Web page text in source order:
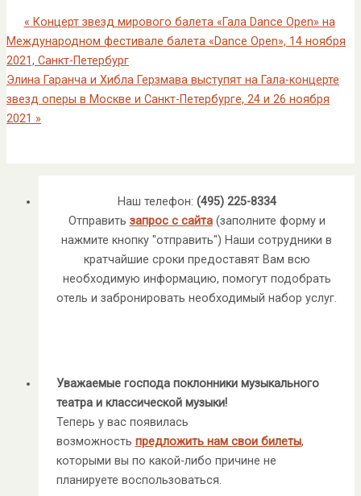
« Концерт звезд мирового балета «Гала Dance Open» на
Международном фестивале балета «Dance Open», 14 ноября
2021, Санкт-Петербург
Элина Гаранча и Хибла Герзмава выступят на Гала-концерте
звезд оперы в Москве и Санкт-Петербурге, 24 и 26 ноября
2021 »
Наш телефон: (495) 225-8334
Отправить запрос с сайта(заполните форму и
нажмите кнопку "отправить") Наши сотрудники в
кратчайшие сроки предоставят Вам всю
необходимую информацию, помогут подобрать
отель и забронировать необходимый набор услуг.
Уважаемые господа поклонники музыкального
театра и классической музыки!
Теперь у вас появилась
возможность предложить нам свои билеты,
которыми вы по какой-либо причине не
планируете воспользоваться.